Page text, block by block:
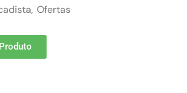
, Ofertas